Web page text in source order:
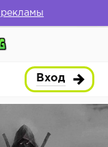
рекламы
Вход